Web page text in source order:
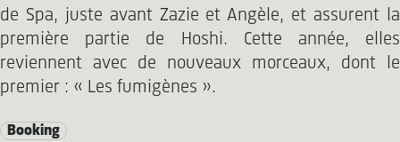
de Spa, juste avant Zazie et Angèle, et assurent la
première partie de Hoshi. Cette année, elles
reviennent avec de nouveaux morceaux, dont le
premier : « Les fumigènes ».
Booking